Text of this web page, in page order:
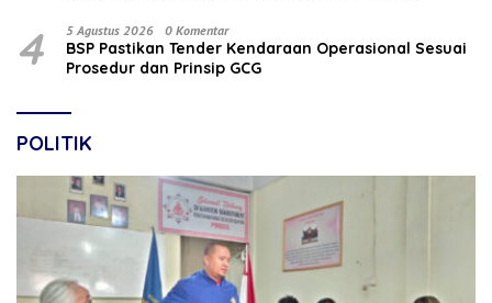
4 5 Agustus 2026 0 Komentar
BSP Pastikan Tender Kendaraan Operasional Sesuai
Prosedur dan Prinsip GCG
POLITIK